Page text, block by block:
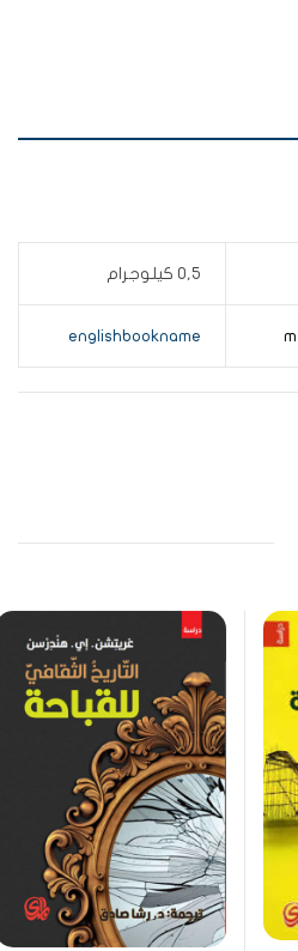
0,5 كيلوجرام
englishbookname